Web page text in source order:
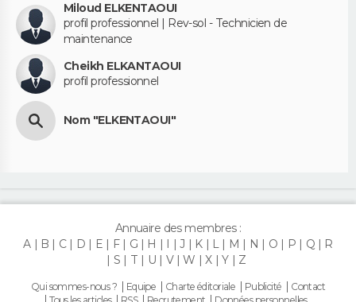
Miloud ELKENTAOUI
profil professionnel | Rev-sol - Technicien de
maintenance
Cheikh ELKANTAOUI
profil professionnel
Nom "ELKENTAOUI"
Annuaire des membres :
A
B C D E F G H I J K L M N O P Q
R
S
T U V W X Y Z
Qui sommes-nous ? Equipe Charte éditoriale Publicité
Contact